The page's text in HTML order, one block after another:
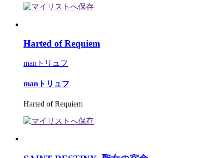
Harted of Requiem
manトリュフ
manトリュフ
Harted of Requiem